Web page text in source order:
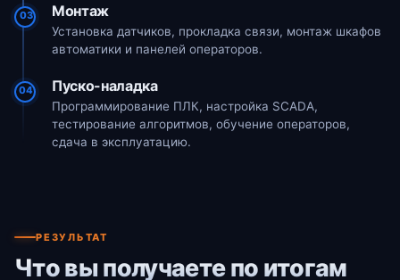
03 Монтаж
Установка датчиков, прокладка связи, монтаж шкафов
автоматики и панелей операторов.
04 Пуско-наладка
Программирование ПЛК, настройка SCADA,
тестирование алгоритмов, обучение операторов,
сдача в эксплуатацию.
РЕЗУЛЬТАТ
Что вы получаете по итогам